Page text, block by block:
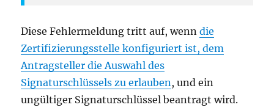
Diese Fehlermeldung tritt auf, wenndie
Zertifizierungsstelle konfiguriert ist, dem
Antragsteller die Auswahl des
Signaturschlüssels zu erlauben, und ein
ungültiger Signaturschlüssel beantragt wird.